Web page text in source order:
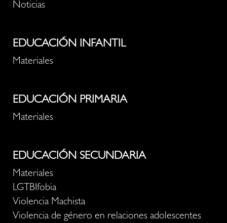
Noticias
EDUCACIÓN INFANTIL
Materiales
EDUCACIÓN PRIMARIA
Materiales
EDUCACIÓN SECUNDARIA
Materiales
LGTBIfobia
Violencia Machista
Violencia de género en relaciones adolescentes